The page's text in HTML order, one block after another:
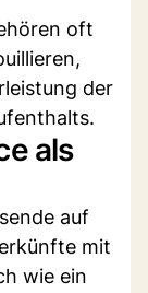
oft
der
als
auf
mit
wie ein